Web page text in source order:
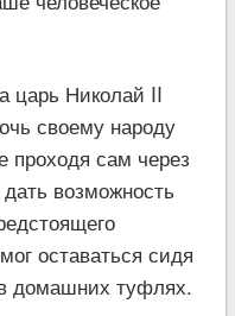
царь Николай II
своему народу
проходя сам через
возможность
оставаться сидя
домашних туфлях.